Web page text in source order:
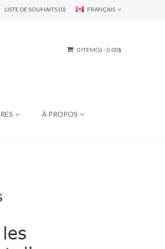
FRANÇAIS
LISTE DE SOUHAITS (0)
0 ITEM(S) - 0.00$
À PROPOS